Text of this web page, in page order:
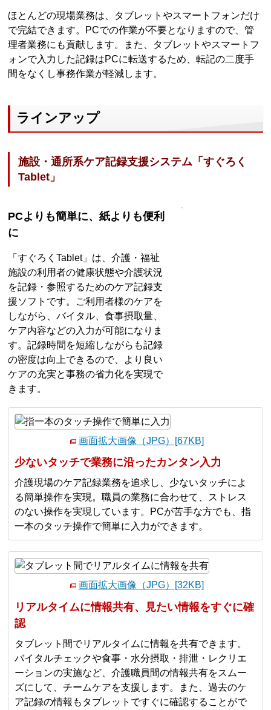
ほとんどの現場業務は、タブレットやスマートフォンだけ
で完結できます。PCでの作業が不要となりますので、管
理者業務にも貢献します。また、タブレットやスマートフ
ォンで入力した記録はPCに転送するため、転記の二度手
間をなくし事務作業が軽減します。
ラインアップ
施設・通所系ケア記録支援システム「すぐろく
Tablet」
PCよりも簡単に、紙よりも便利
に
「すぐろくTablet」は、介護・福祉
施設の利用者の健康状態や介護状況
を記録・参照するためのケア記録支
援ソフトです。ご利用者様のケアを
しながら、バイタル、食事摂取量、
ケア内容などの入力が可能になりま
す。記録時間を短縮しながらも記録
の密度は向上できるので、より良い
ケアの充実と事務の省力化を実現で
きます。
画面拡大画像（JPG）[67KB]
少ないタッチで業務に沿ったカンタン入力
介護現場のケア記録業務を追求し、少ないタッチによ
る簡単操作を実現。職員の業務に合わせて、ストレス
のない操作を実現しています。PCが苦手な方でも、指
一本のタッチ操作で簡単に入力ができます。
画面拡大画像（JPG）[32KB]
リアルタイムに情報共有、見たい情報をすぐに確
認
タブレット間でリアルタイムに情報を共有できます。
バイタルチェックや食事・水分摂取・排泄・レクリエ
ーションの実施など、介護職員間の情報共有をスムー
ズにして、チームケアを支援します。また、過去のケ
ア記録の情報もタブレットですぐに確認することがで